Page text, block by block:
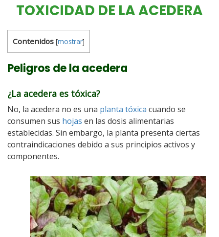
TOXICIDAD DE LA ACEDERA
Contenidos [mostrar]
Peligros de la acedera
¿La acedera es tóxica?
No, la acedera no es una planta tóxica cuando se
consumen sus hojas en las dosis alimentarias
establecidas. Sin embargo, la planta presenta ciertas
contraindicaciones debido a sus principios activos y
componentes.